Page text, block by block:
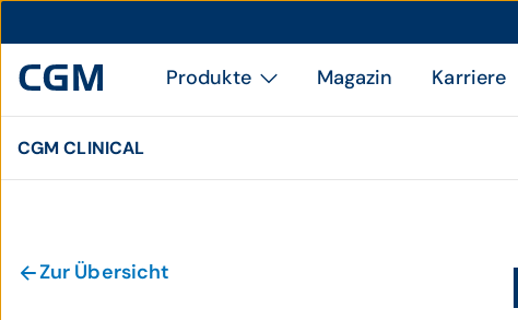
Produkte Magazin Karriere
CGM CLINICAL
Zur Übersicht